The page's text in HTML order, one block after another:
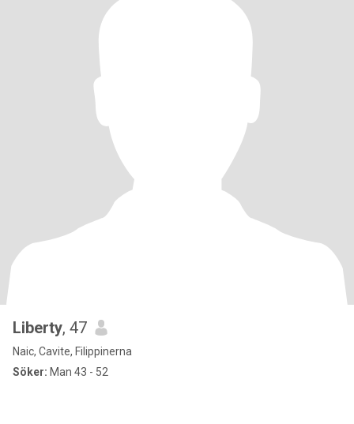
Liberty, 47
Naic, Cavite, Filippinerna
Söker: Man 43 - 52